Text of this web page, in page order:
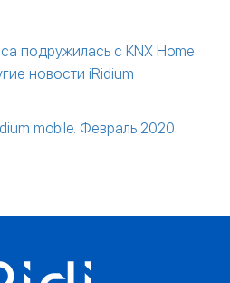
подружилась с KNX Home
новости iRidium
mobile. Февраль 2020